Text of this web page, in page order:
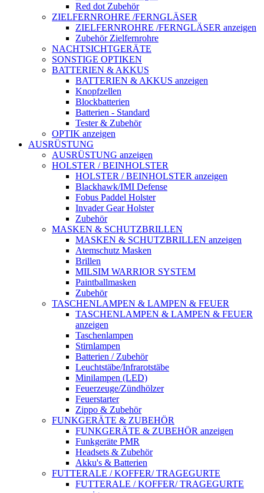
Red dot Zubehör
ZIELFERNROHRE /FERNGLÄSER
ZIELFERNROHRE /FERNGLÄSER anzeigen
Zubehör Zielfernrohre
NACHTSICHTGERÄTE
SONSTIGE OPTIKEN
BATTERIEN & AKKUS
BATTERIEN & AKKUS anzeigen
Knopfzellen
Blockbatterien
Batterien - Standard
Tester & Zubehör
OPTIK anzeigen
AUSRÜSTUNG
AUSRÜSTUNG anzeigen
HOLSTER / BEINHOLSTER
HOLSTER / BEINHOLSTER anzeigen
Blackhawk/IMI Defense
Fobus Paddel Holster
Invader Gear Holster
Zubehör
MASKEN & SCHUTZBRILLEN
MASKEN & SCHUTZBRILLEN anzeigen
Atemschutz Masken
Brillen
MILSIM WARRIOR SYSTEM
Paintballmasken
Zubehör
TASCHENLAMPEN & LAMPEN & FEUER
TASCHENLAMPEN & LAMPEN & FEUER
anzeigen
Taschenlampen
Stirnlampen
Batterien / Zubehör
Leuchtstäbe/Infrarotstäbe
Minilampen (LED)
Feuerzeuge/Zündhölzer
Feuerstarter
Zippo & Zubehör
FUNKGERÄTE & ZUBEHÖR
FUNKGERÄTE & ZUBEHÖR anzeigen
Funkgeräte PMR
Headsets & Zubehör
Akku's & Batterien
FUTTERALE / KOFFER/ TRAGEGURTE
FUTTERALE / KOFFER/ TRAGEGURTE